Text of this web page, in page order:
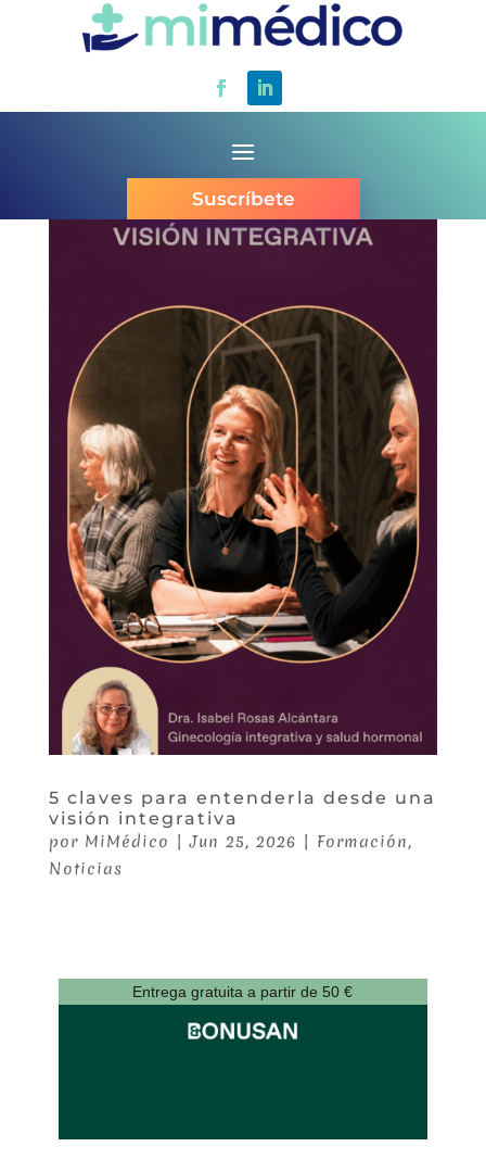
Suscríbete
5 claves para entenderla desde una
visión integrativa
por MiMédico |Jun 25, 2026 | Formación,
Noticias
Entrega gratuita a partir de 50 €